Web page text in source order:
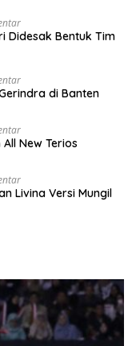
Didesak Bentuk Tim
di Banten
New Terios
Livina Versi Mungil